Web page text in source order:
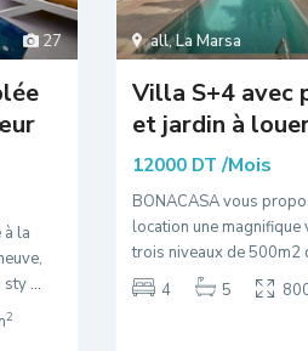
27
la
sty...
2
all,La Marsa
Villa S+4 avec
et jardin à
12000 DT/Mois
BONACASA vous
location une magnifique
trois niveaux de 500m2
4
5